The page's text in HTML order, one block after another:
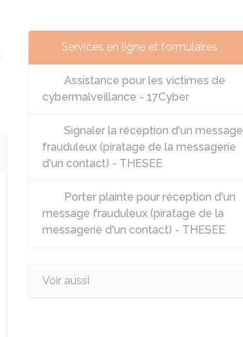
Services en ligne et formulaires
Assistance pour les victimes de
cybermalveillance - 17Cyber
Signaler la réception d'un message
frauduleux (piratage de la messagerie
d'un contact) - THESEE
Porter plainte pour réception d'un
message frauduleux (piratage de la
messagerie d'un contact) - THESEE
Voir aussi